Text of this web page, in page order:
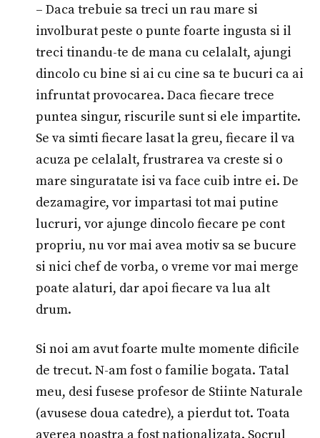
– Daca trebuie sa treci un rau mare si
involburat peste o punte foarte ingusta si il
treci tinandu-te de mana cu celalalt, ajungi
dincolo cu bine si ai cu cine sa te bucuri ca ai
infruntat provocarea. Daca fiecare trece
puntea singur, riscurile sunt si ele impartite.
Se va simti fiecare lasat la greu, fiecare il va
acuza pe celalalt, frustrarea va creste si o
mare singuratate isi va face cuib intre ei. De
dezamagire, vor impartasi tot mai putine
lucruri, vor ajunge dincolo fiecare pe cont
propriu, nu vor mai avea motiv sa se bucure
si nici chef de vorba, o vreme vor mai merge
poate alaturi, dar apoi fiecare va lua alt
drum.
Si noi am avut foarte multe momente dificile
de trecut. N-am fost o familie bogata. Tatal
meu, desi fusese profesor de Stiinte Naturale
(avusese doua catedre), a pierdut tot. Toata